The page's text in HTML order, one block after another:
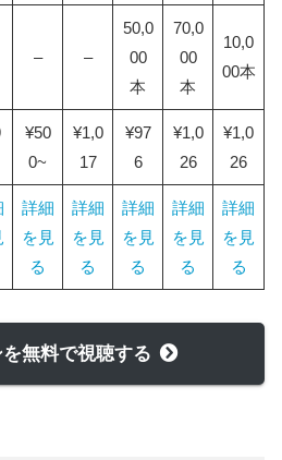
ルは何者？
替えでも見れる？
」はdTVで見よう！
– –
50,0
00
本
70,0
00
本
10,0
00本
¥50
0~
¥1,0
17
¥97
6
¥1,0
26
¥1,0
26
詳細
を見
る
詳細
を見
る
詳細
を見
る
詳細
を見
る
詳細
を見
る
を無料で視聴する